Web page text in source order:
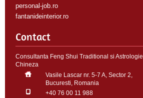
personal-job.ro
fantanideinterior.ro
Contact
Consultanta Feng Shui Traditional si Astrologie
Chineza
Vasile Lascar nr. 5-7 A, Sector 2,
Bucuresti, Romania
+40 76 00 11 988